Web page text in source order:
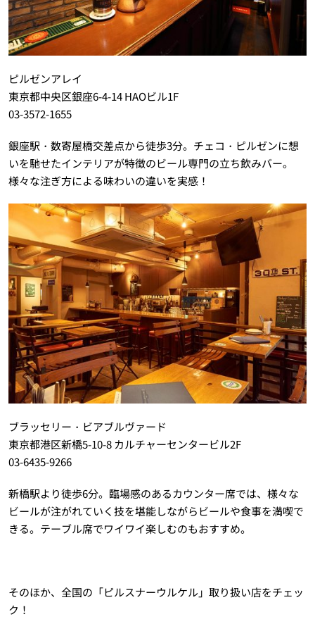
ピルゼンアレイ
東京都中央区銀座6-4-14 HAOビル1F
03-3572-1655
銀座駅・数寄屋橋交差点から徒歩3分。チェコ・ピルゼンに想
いを馳せたインテリアが特徴のビール専門の立ち飲みバー。
様々な注ぎ方による味わいの違いを実感！
ブラッセリー・ビアブルヴァード
東京都港区新橋5-10-8 カルチャーセンタービル2F
03-6435-9266
新橋駅より徒歩6分。臨場感のあるカウンター席では、様々な
ビールが注がれていく技を堪能しながらビールや食事を満喫で
きる。テーブル席でワイワイ楽しむのもおすすめ。
そのほか、全国の「ピルスナーウルケル」取り扱い店をチェッ
ク！